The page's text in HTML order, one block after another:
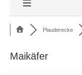
Plauderecke
Maikäfer